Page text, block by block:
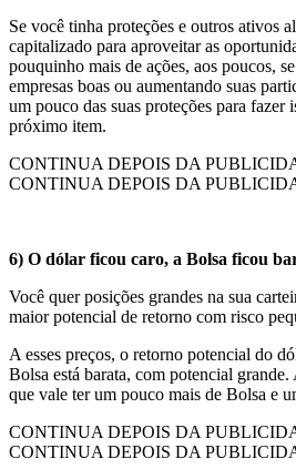
Se você tinha proteções e outros ativos
capitalizado para aproveitar as
pouquinho mais de ações, aos poucos,
empresas boas ou aumentando suas
um pouco das suas proteções para fazer
próximo item.
CONTINUA DEPOIS DA
CONTINUA DEPOIS DA
6) O dólar ficou caro, a Bolsa ficou
Você quer posições grandes na sua
maior potencial de retorno com risco
A esses preços, o retorno potencial do
Bolsa está barata, com potencial grande.
que vale ter um pouco mais de Bolsa e
CONTINUA DEPOIS DA
CONTINUA DEPOIS DA